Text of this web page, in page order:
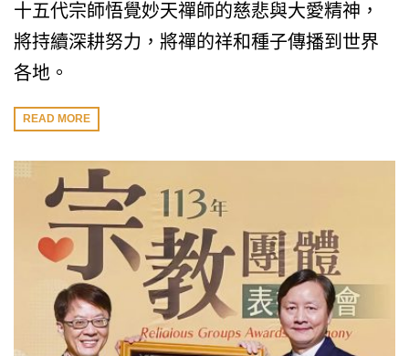
十五代宗師悟覺妙天禪師的慈悲與大愛精神，
將持續深耕努力，將禪的祥和種子傳播到世界
各地。
READ MORE